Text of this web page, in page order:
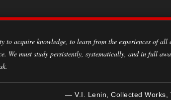
We must study persistently, systematically, and in full
— V.I. Lenin, Collected